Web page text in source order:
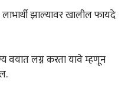
झाल्यावर खालील फायदे
वयात लग्न करता यावे म्हणून